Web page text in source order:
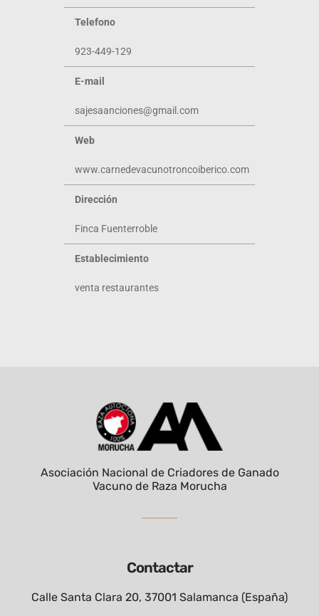
Telefono
923-449-129
E-mail
sajesaanciones@gmail.com
Web
www.carnedevacunotroncoiberico.com
Dirección
Finca Fuenterroble
Establecimiento
venta restaurantes
Contactar
Calle Santa Clara 20, 37001 Salamanca (España)
Asociación Nacional de Criadores de Ganado
Vacuno de Raza Morucha